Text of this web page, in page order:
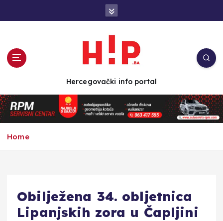
n
t
e
Hercegovački info portal
Home
Obilježena 34. obljetnica
Lipanjskih zora u Čapljini